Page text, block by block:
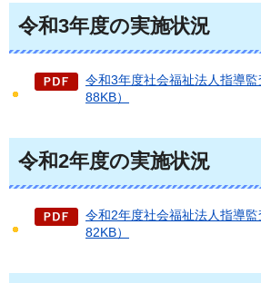
令和3年度の実施状況
令和3年度社会福祉法人指導監
88KB）
令和2年度の実施状況
令和2年度社会福祉法人指導監
82KB）